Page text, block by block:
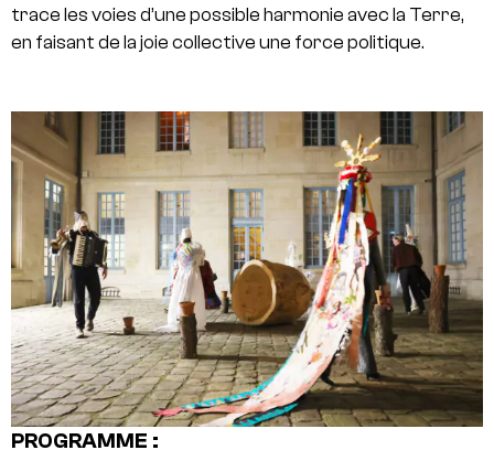
trace les voies d’une possible harmonie avec la Terre,
en faisant de la joie collective une force politique.
PROGRAMME :